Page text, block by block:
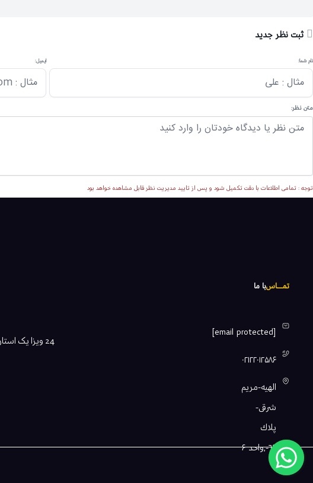
ثبت نظر جدید
نام شما: ایمیل:
متن نظر:
توجه : تمامی اطلاعات با دقت تکمیل شود و پس از تایید مدیریت نظر قابل مشاهده خواهد بود
تمـــــاسبا ما
[email protected]
۰۲۱۲۲۰۱۲۵۸۶
الهيه-مريم
شرقى-
پلاك
٦٤-,واحد ۶